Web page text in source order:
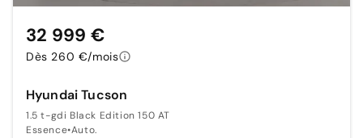
Hyundai Tucson
1.5 t-gdi Black Edition 150 AT
Essence•Auto.
32 999 €
Dès 260 €/mois